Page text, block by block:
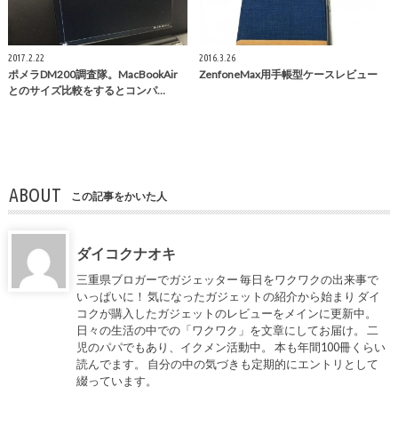
2017.2.22
ポメラDM200調査隊。MacBookAir
とのサイズ比較をするとコンパ…
2016.3.26
ZenfoneMax用手帳型ケースレビュー
ABOUT この記事をかいた人
ダイコクナオキ
三重県ブロガーでガジェッター 毎日をワクワクの出来事で
いっぱいに！ 気になったガジェットの紹介から始まり ダイ
コクが購入したガジェットのレビューをメインに更新中。
日々の生活の中での「ワクワク」を文章にしてお届け。 二
児のパパでもあり、イクメン活動中。 本も年間100冊くらい
読んでます。 自分の中の気づきも定期的にエントリとして
綴っています。